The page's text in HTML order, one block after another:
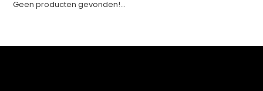
Geen producten gevonden!...